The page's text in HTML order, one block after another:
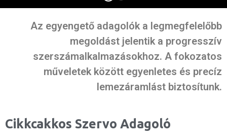
Az egyengető adagolók a legmegfelelőbb
megoldást jelentik a progresszív
szerszámalkalmazásokhoz. A fokozatos
műveletek között egyenletes és precíz
lemezáramlást biztosítunk.
Cikkcakkos Szervo Adagoló